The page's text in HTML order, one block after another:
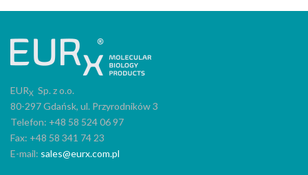
EURX Sp. z o.o.
80-297 Gdańsk, ul. Przyrodników 3
Telefon: +48 58 524 06 97
Fax: +48 58 341 74 23
E-mail: sales@eurx.com.pl